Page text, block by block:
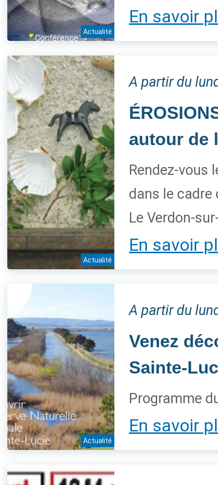
Actualité
En savoir
Actualité
A partir du
autour de
Rendez-vous
dans le cadre
Le Verdon-
En savoir
Actualité
A partir du
Venez
Sainte-
Programme
En savoir